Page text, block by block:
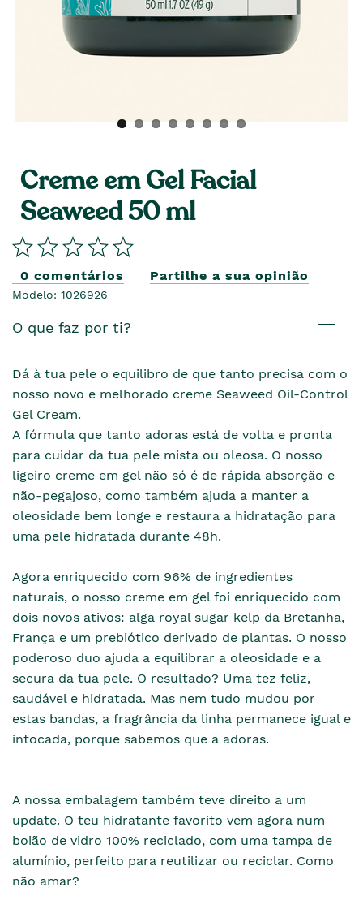
Creme em Gel Facial
Seaweed 50 ml
0 comentários Partilhe a sua opinião
Modelo: 1026926
O que faz por ti?
Dá à tua pele o equilibro de que tanto precisa com o
nosso novo e melhorado creme Seaweed Oil-Control
Gel Cream.
A fórmula que tanto adoras está de volta e pronta
para cuidar da tua pele mista ou oleosa. O nosso
ligeiro creme em gel não só é de rápida absorção e
não-pegajoso, como também ajuda a manter a
oleosidade bem longe e restaura a hidratação para
uma pele hidratada durante 48h.
Agora enriquecido com 96% de ingredientes
naturais, o nosso creme em gel foi enriquecido com
dois novos ativos: alga royal sugar kelp da Bretanha,
França e um prebiótico derivado de plantas. O nosso
poderoso duo ajuda a equilibrar a oleosidade e a
secura da tua pele. O resultado? Uma tez feliz,
saudável e hidratada. Mas nem tudo mudou por
estas bandas, a fragrância da linha permanece igual e
intocada, porque sabemos que a adoras.
A nossa embalagem também teve direito a um
update. O teu hidratante favorito vem agora num
boião de vidro 100% reciclado, com uma tampa de
alumínio, perfeito para reutilizar ou reciclar. Como
não amar?